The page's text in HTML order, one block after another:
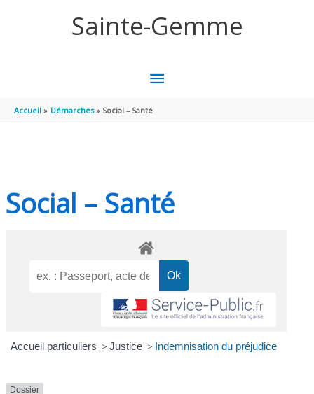
Sainte-Gemme
MENU
PRINCIPAL
Accueil Démarches Social – Santé
Social – Santé
Accueil particuliers > Justice > Indemnisation du préjudice
Dossier